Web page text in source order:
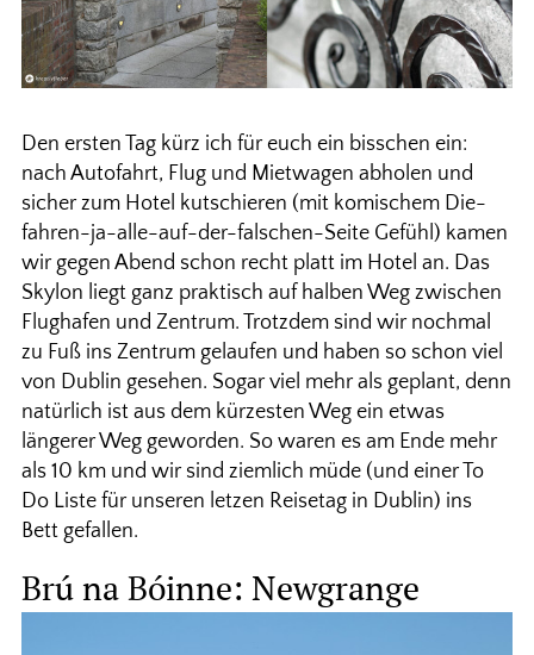
Den ersten Tag kürz ich für euch ein bisschen ein:
nach Autofahrt, Flug und Mietwagen abholen und
sicher zum Hotel kutschieren (mit komischem Die-
fahren-ja-alle-auf-der-falschen-Seite Gefühl) kamen
wir gegen Abend schon recht platt im Hotel an. Das
Skylon liegt ganz praktisch auf halben Weg zwischen
Flughafen und Zentrum. Trotzdem sind wir nochmal
zu Fuß ins Zentrum gelaufen und haben so schon viel
von Dublin gesehen. Sogar viel mehr als geplant, denn
natürlich ist aus dem kürzesten Weg ein etwas
längerer Weg geworden. So waren es am Ende mehr
als 10 km und wir sind ziemlich müde (und einer To
Do Liste für unseren letzen Reisetag in Dublin) ins
Bett gefallen.
Brú na Bóinne: Newgrange